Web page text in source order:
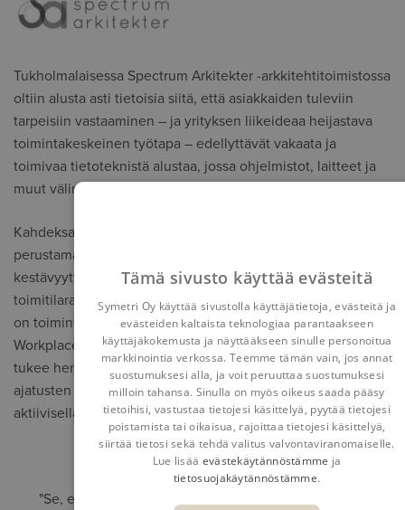
Tukholmalaisessa Spectrum Arkitekter -arkkitehtitoimistossa
oltiin alusta asti tietoisia siitä, että asiakkaiden tuleviin
tarpeisiin vastaaminen – ja yrityksen liikeideaa heijastava
toimintakeskeinen työtapa – edellyttävät vakaata ja
toimivaa tietoteknistä alustaa, jossa ohjelmistot, laitteet ja
muut välineet toimivat saumattomasti yhteen.
Kahdeksan innovatiivisen arkkitehdin vuonna 2013
perustama Spectrum Arkitekter on erikoistunut luovuutta,
kestävyyttä ja parempaa työympäristöä tukeviin
toimitilaratkaisuihin. Suunnittelutyön johtavana ajatuksena
on toimintakeskeinen työskentely, Activity-Based
Workplace. Omia oppejaan noudattaen Spectrum Arkitekter
tukee henkilöstönsä innovatiivisuutta yhteisöllisyyttä ja
ajatusten vaihtoa tukevilla toimitiloilla sekä osaamisen
aktiivisella ylläpitämisellä.
"Se, että päätimme investoida tarkoituksenmukaisiin
Tämä sivusto käyttää evästeitä
Symetri Oy käyttää sivustolla käyttäjätietoja, evästeitä ja
evästeiden kaltaista teknologiaa parantaakseen
käyttäjäkokemusta ja näyttääkseen sinulle personoitua
markkinointia verkossa. Teemme tämän vain, jos annat
suostumuksesi alla, ja voit peruuttaa suostumuksesi
milloin tahansa. Sinulla on myös oikeus saada pääsy
tietoihisi, vastustaa tietojesi käsittelyä, pyytää tietojesi
poistamista tai oikaisua, rajoittaa tietojesi käsittelyä,
siirtää tietosi sekä tehdä valitus valvontaviranomaiselle.
Lue lisää evästekäytännöstämme ja
tietosuojakäytännöstämme.